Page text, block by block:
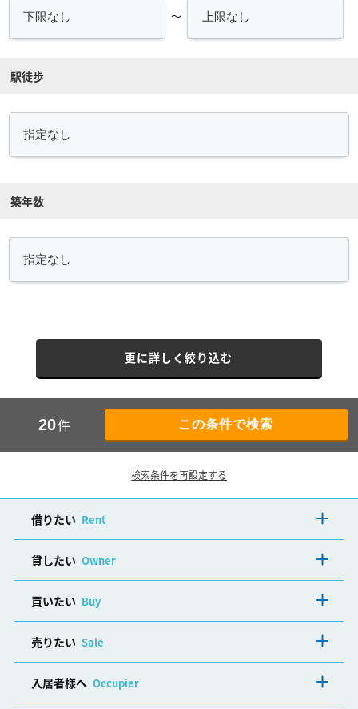
～
駅徒歩
築年数
更に詳しく絞り込む
20件
検索条件を再設定する
借りたい Rent
貸したい Owner
買いたい Buy
売りたい Sale
入居者様へ Occupier